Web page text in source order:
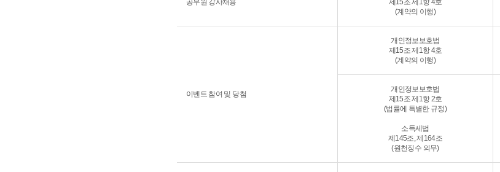
공무원 강사채용
제15조 제1항 4호
(계약의 이행)
이벤트 참여 및 당첨
개인정보보호법
제15조 제1항 4호
(계약의 이행)
개인정보보호법
제15조 제1항 2호
(법률에 특별한 규정)
소득세법
제145조, 제164조
(원천징수 의무)